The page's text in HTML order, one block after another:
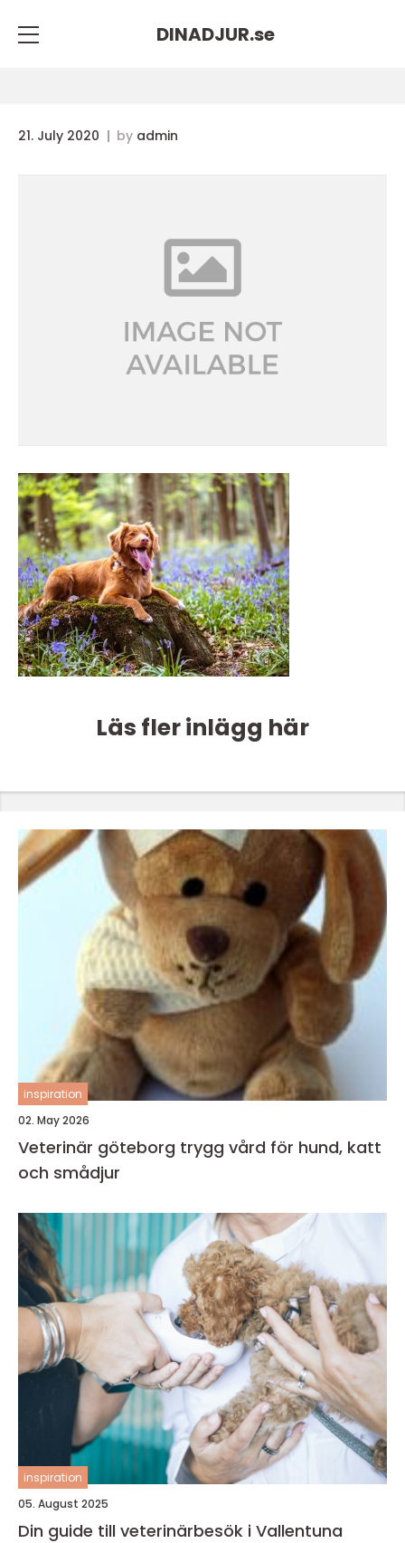
DINADJUR.se
21. July 2020 by admin
Läs fler inlägg här
inspiration
02. May 2026
Veterinär göteborg trygg vård för hund, katt
och smådjur
inspiration
05. August 2025
Din guide till veterinärbesök i Vallentuna